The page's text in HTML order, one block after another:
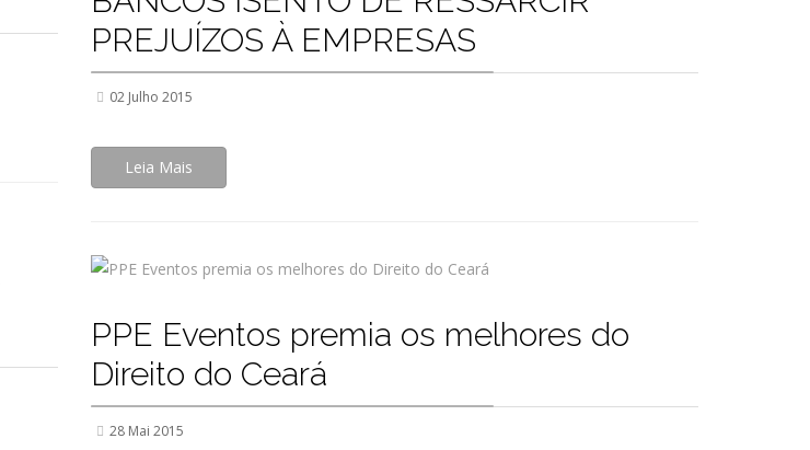
PREJUÍZOS À EMPRESAS
02 Julho 2015
Leia Mais
PPE Eventos premia os melhores do
Direito do Ceará
28 Mai 2015